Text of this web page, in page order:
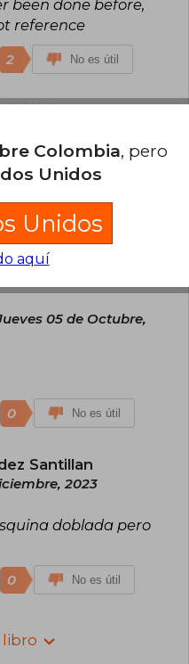
been done before,
reference
2 No es útil
Lo leí dos veces en
libros en el medio.
0
05 de Octubre,
0 No es útil
Santillan
2023
doblada pero
0 No es útil
libro
Colombia, pero
Unidos
Unidos
aquí